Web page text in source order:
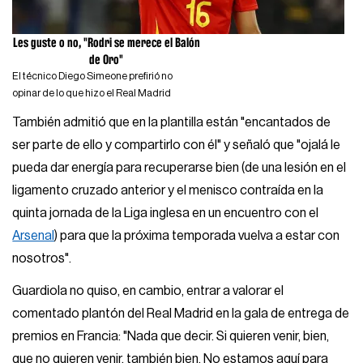
Les guste o no, "Rodri se merece el Balón
de Oro"
El técnico Diego Simeone prefirió no
opinar de lo que hizo el Real Madrid
También admitió que en la plantilla están "encantados de
ser parte de ello y compartirlo con él" y señaló que "ojalá le
pueda dar energía para recuperarse bien (de una lesión en el
ligamento cruzado anterior y el menisco contraída en la
quinta jornada de la Liga inglesa en un encuentro con el
Arsenal) para que la próxima temporada vuelva a estar con
nosotros".
Guardiola no quiso, en cambio, entrar a valorar el
comentado plantón del Real Madrid en la gala de entrega de
premios en Francia: "Nada que decir. Si quieren venir, bien,
que no quieren venir, también bien. No estamos aquí para